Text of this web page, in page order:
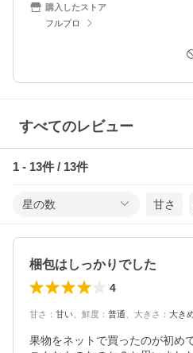
購入したストア
フルプロ
すべてのレビュー
1 - 13件 / 13件
星の数 甘さ
梱包はしっかりでした
4
甘さ ： 甘い 鮮度 ： 普通 大きさ ： 大き
果物をネットで買ったのが初め